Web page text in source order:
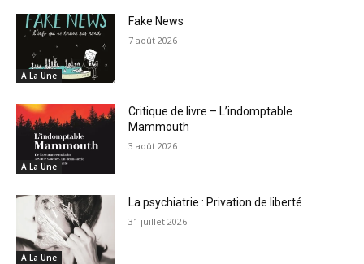
À La Une
Fake News
7 août 2026
À La Une
Critique de livre – L’indomptable
Mammouth
3 août 2026
À La Une
La psychiatrie : Privation de liberté
31 juillet 2026